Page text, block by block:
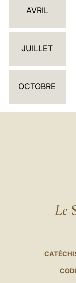
D
I
AVRIL
JUILLET
OCTOBRE
Le